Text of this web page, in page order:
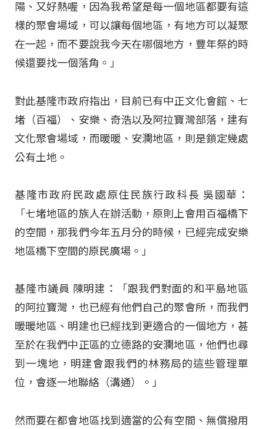
陽、又好熱喔，因為我希望是每一個地區都要有這
樣的聚會場域，可以讓每個地區，有地方可以凝聚
在一起，而不要說我今天在哪個地方，豐年祭的時
候還要找一個落角。」
對此基隆市政府指出，目前已有中正文化會館、七
堵（百福）、安樂、奇浩以及阿拉寶灣部落，建有
文化聚會場域，而暖暖、安瀾地區，則是鎖定幾處
公有土地。
基隆市政府民政處原住民族行政科長 吳國華：
「七堵地區的族人在辦活動，原則上會用百福橋下
的空間，那我們今年五月分的時候，已經完成安樂
地區橋下空間的原民廣場。」
基隆市議員 陳明建：「跟我們對面的和平島地區
的阿拉寶灣，也已經有他們自己的聚會所，而我們
暖暖地區、明建也已經找到更適合的一個地方，甚
至於在我們中正區的立德路的安瀾地區，他們也尋
到一塊地，明建會跟我們的林務局的這些管理單
位，會逐一地聯絡（溝通）。」
然而要在都會地區找到適當的公有空間、無償撥用